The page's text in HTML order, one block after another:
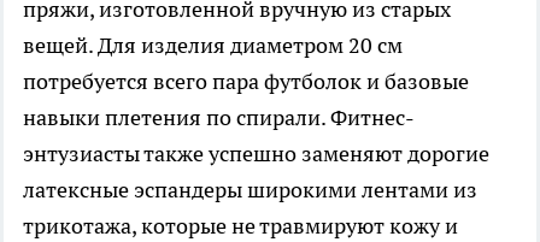
пряжи, изготовленной вручную из старых
вещей. Для изделия диаметром 20 см
потребуется всего пара футболок и базовые
навыки плетения по спирали. Фитнес-
энтузиасты также успешно заменяют дорогие
латексные эспандеры широкими лентами из
трикотажа, которые не травмируют кожу и